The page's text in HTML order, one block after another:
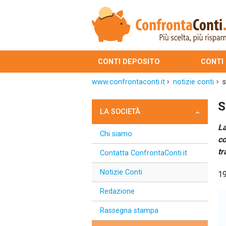
CONTI DEPOSITO CONTI
www.confrontaconti.it notizie conti
LA SOCIETÀ
Chi siamo
Contatta ConfrontaConti.it
Notizie Conti
Redazione
Rassegna stampa